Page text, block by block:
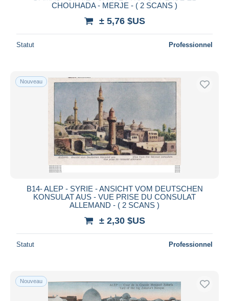
CHOUHADA - MERJE - ( 2 SCANS )
± 5,76 $US
Statut Professionnel
Nouveau
B14- ALEP - SYRIE - ANSICHT VOM DEUTSCHEN
KONSULAT AUS - VUE PRISE DU CONSULAT
ALLEMAND - ( 2 SCANS )
± 2,30 $US
Statut Professionnel
Nouveau